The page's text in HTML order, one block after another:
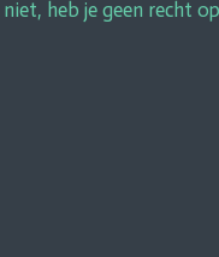
heb je geen recht